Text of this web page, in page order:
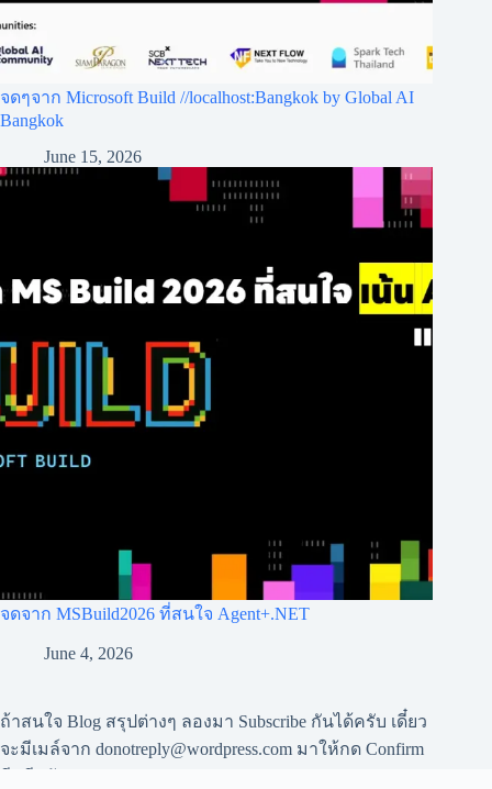
จดๆจาก Microsoft Build //localhost:Bangkok by Global AI
Bangkok
June 15, 2026
จดจาก MSBuild2026 ที่สนใจ Agent+.NET
June 4, 2026
ถ้าสนใจ Blog สรุปต่างๆ ลองมา Subscribe กันได้ครับ เดี๋ยว
จะมีเมล์จาก donotreply@wordpress.com มาให้กด Confirm